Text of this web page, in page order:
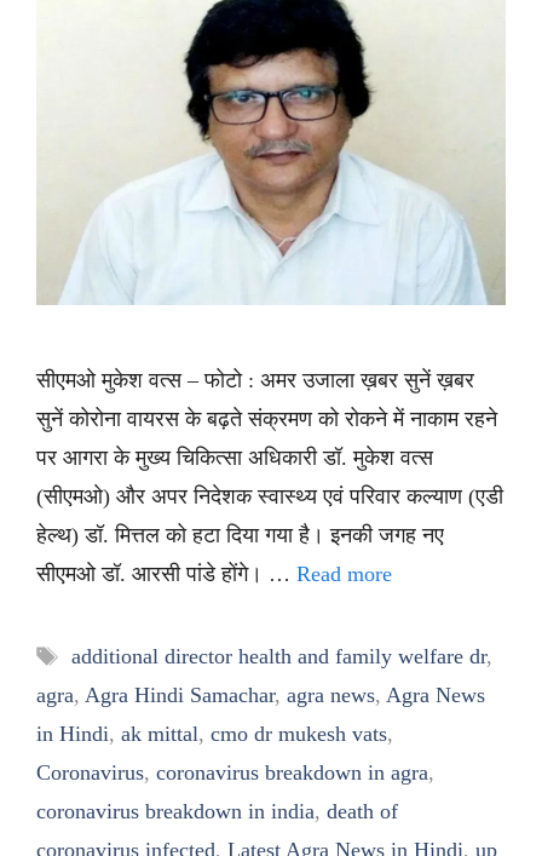
सीएमओ मुकेश वत्स – फोटो : अमर उजाला ख़बर सुनें ख़बर
सुनें कोरोना वायरस के बढ़ते संक्रमण को रोकने में नाकाम रहने
पर आगरा के मुख्य चिकित्सा अधिकारी डॉ. मुकेश वत्स
(सीएमओ) और अपर निदेशक स्वास्थ्य एवं परिवार कल्याण (एडी
हेल्थ) डॉ. मित्तल को हटा दिया गया है। इनकी जगह नए
सीएमओ डॉ. आरसी पांडे होंगे। … Read more
Tags
additional director health and family welfare dr,
agra, Agra Hindi Samachar, agra news, Agra News
in Hindi, ak mittal, cmo dr mukesh vats,
Coronavirus, coronavirus breakdown in agra,
coronavirus breakdown in india, death of
coronavirus infected, Latest Agra News in Hindi, up